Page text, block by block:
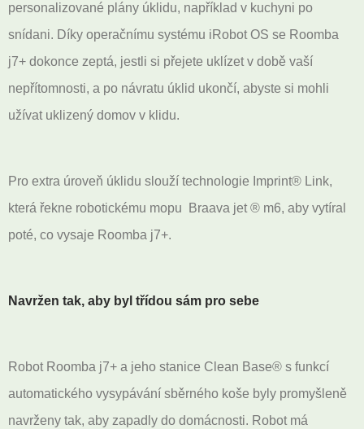
personalizované plány úklidu, například v kuchyni po
snídani. Díky operačnímu systému iRobot OS se Roomba
j7+ dokonce zeptá, jestli si přejete uklízet v době vaší
nepřítomnosti, a po návratu úklid ukončí, abyste si mohli
užívat uklizený domov v klidu.
Pro extra úroveň úklidu slouží technologie Imprint® Link,
která řekne robotickému mopu Braava jet ® m6, aby vytíral
poté, co vysaje Roomba j7+.
Navržen tak, aby byl třídou sám pro sebe
Robot Roomba j7+ a jeho stanice Clean Base® s funkcí
automatického vysypávání sběrného koše byly promyšleně
navrženy tak, aby zapadly do domácnosti. Robot má